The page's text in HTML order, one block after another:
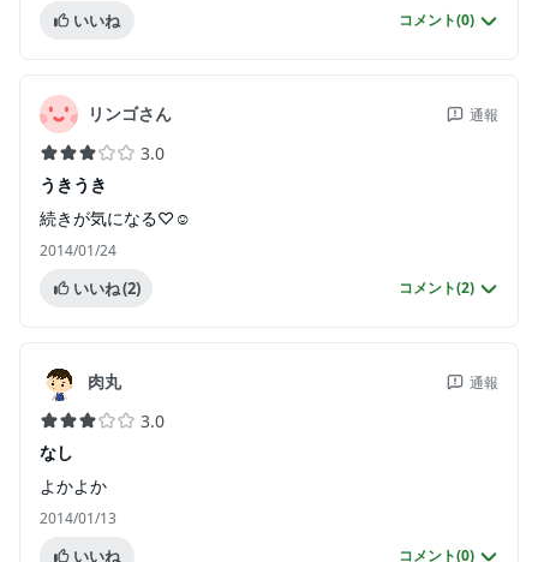
いいね コメント(0)
リンゴさん 通報
3.0
うきうき
続きが気になる♡☺︎
2014/01/24
いいね(2) コメント(2)
肉丸 通報
3.0
なし
よかよか
2014/01/13
いいね コメント(0)